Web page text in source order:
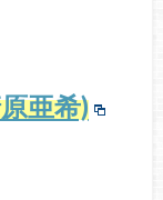
亜希)